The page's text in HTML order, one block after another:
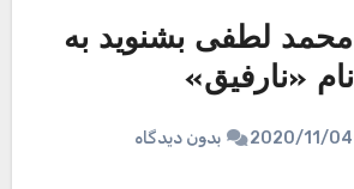
محمد لطفی بشنوید به
نام «نارفیق»
2020/11/04 بدون دیدگاه